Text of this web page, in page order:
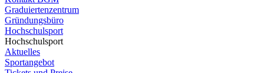
Graduiertenzentrum
Gründungsbüro
Hochschulsport
Hochschulsport
Aktuelles
Sportangebot